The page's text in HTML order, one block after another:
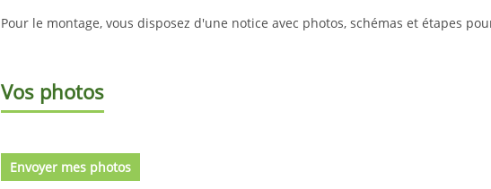
Pour le montage, vous disposez d'une notice avec photos, schémas et étapes
Vos photos
Envoyer mes photos